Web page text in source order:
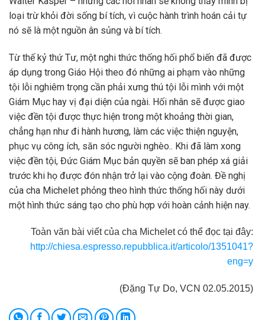
loại trừ khỏi đời sống bí tích, vì cuộc hành trình hoán cải tự
nó sẽ là một nguồn ân sủng và bí tích.
Từ thế kỷ thứ Tư, một nghi thức thống hối phổ biến đã được
áp dụng trong Giáo Hội theo đó những ai phạm vào những
tội lỗi nghiêm trọng cần phải xưng thú tội lỗi mình với một
Giám Mục hay vị đại diện của ngài. Hối nhân sẽ được giao
việc đền tội được thực hiện trong một khoảng thời gian,
chẳng hạn như đi hành hương, làm các việc thiện nguyện,
phục vụ công ích, săn sóc người nghèo.. Khi đã làm xong
việc đền tội, Đức Giám Mục bản quyền sẽ ban phép xá giải
trước khi họ được đón nhận trở lại vào cộng đoàn. Đề nghị
của cha Michelet phỏng theo hình thức thống hối này dưới
một hình thức sáng tạo cho phù hợp với hoàn cảnh hiện nay.
Toàn văn bài viết của cha Michelet có thể đọc tại đây:
http://chiesa.espresso.repubblica.it/articolo/1351041?
eng=y
(Đặng Tự Do, VCN 02.05.2015)